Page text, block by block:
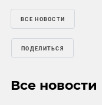
ВСЕ НОВОСТИ
ПОДЕЛИТЬСЯ
Все новости